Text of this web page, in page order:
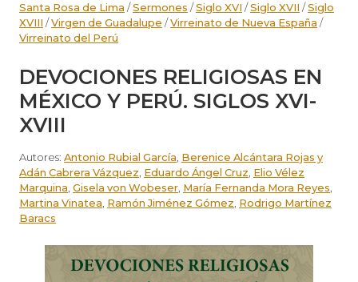
Santa Rosa de Lima /Sermones /Siglo XVI /Siglo XVII /Siglo
XVIII /Virgen de Guadalupe /Virreinato de Nueva España /
Virreinato del Perú
DEVOCIONES RELIGIOSAS EN
MÉXICO Y PERÚ. SIGLOS XVI-
XVIII
Autores: Antonio Rubial García Berenice Alcántara Rojas y
Adán Cabrera Vázquez Eduardo Ángel Cruz Elio Vélez
Marquina Gisela von Wobeser María Fernanda Mora Reyes
Martina Vinatea Ramón Jiménez Gómez Rodrigo Martínez
Baracs